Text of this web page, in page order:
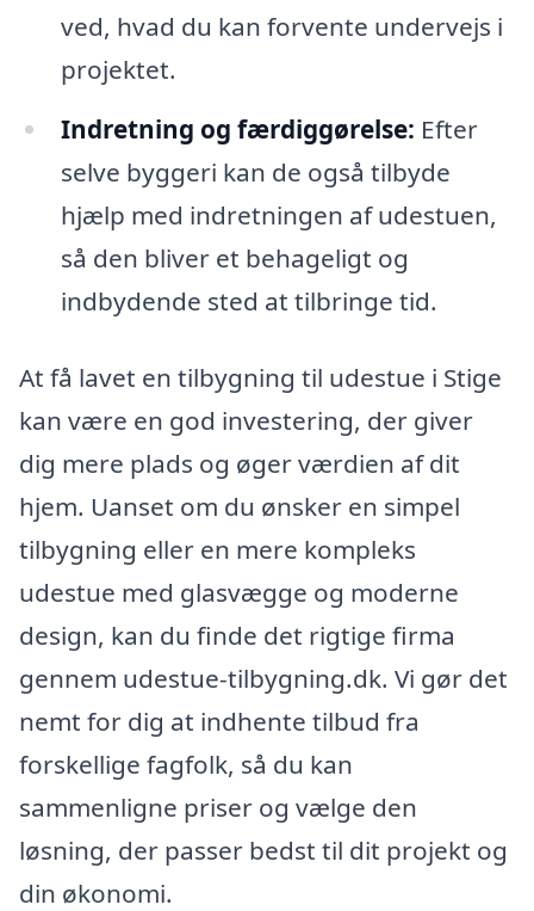
ved, hvad du kan forvente undervejs i
projektet.
Indretning og færdiggørelse: Efter
selve byggeri kan de også tilbyde
hjælp med indretningen af udestuen,
så den bliver et behageligt og
indbydende sted at tilbringe tid.
At få lavet en tilbygning til udestue i Stige
kan være en god investering, der giver
dig mere plads og øger værdien af dit
hjem. Uanset om du ønsker en simpel
tilbygning eller en mere kompleks
udestue med glasvægge og moderne
design, kan du finde det rigtige firma
gennem udestue-tilbygning.dk. Vi gør det
nemt for dig at indhente tilbud fra
forskellige fagfolk, så du kan
sammenligne priser og vælge den
løsning, der passer bedst til dit projekt og
din økonomi.